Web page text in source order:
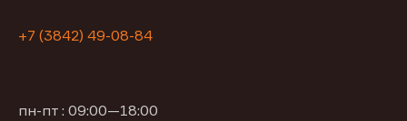
+7 (3842) 49-08-84
пн-пт : 09:00—18:00